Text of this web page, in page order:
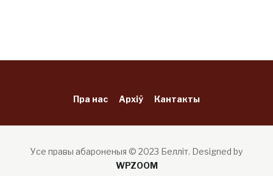
Пра нас Архіў Кантакты
Усе правы абароненыя © 2023 Белліт. Designed by
WPZOOM